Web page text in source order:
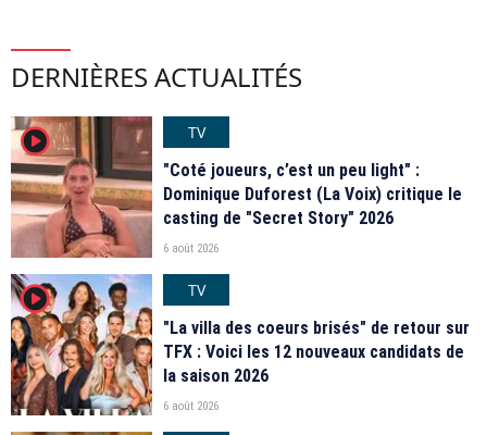
DERNIÈRES ACTUALITÉS
player2
TV
"Coté joueurs, c’est un peu light" :
Dominique Duforest (La Voix) critique le
casting de "Secret Story" 2026
6 août 2026
player2
TV
"La villa des coeurs brisés" de retour sur
TFX : Voici les 12 nouveaux candidats de
la saison 2026
6 août 2026